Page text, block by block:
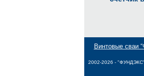
Винтовые сваи
2002-2026 -